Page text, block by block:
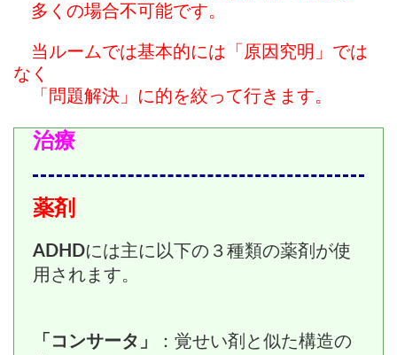
多くの場合不可能です。
当ルームでは基本的には「原因究明」では
なく
「問題解決」に的を絞って行きます。
治療
薬剤
ADHDには主に以下の３種類の薬剤が使
用されます。
「コンサータ」
：覚せい剤と似た構造の